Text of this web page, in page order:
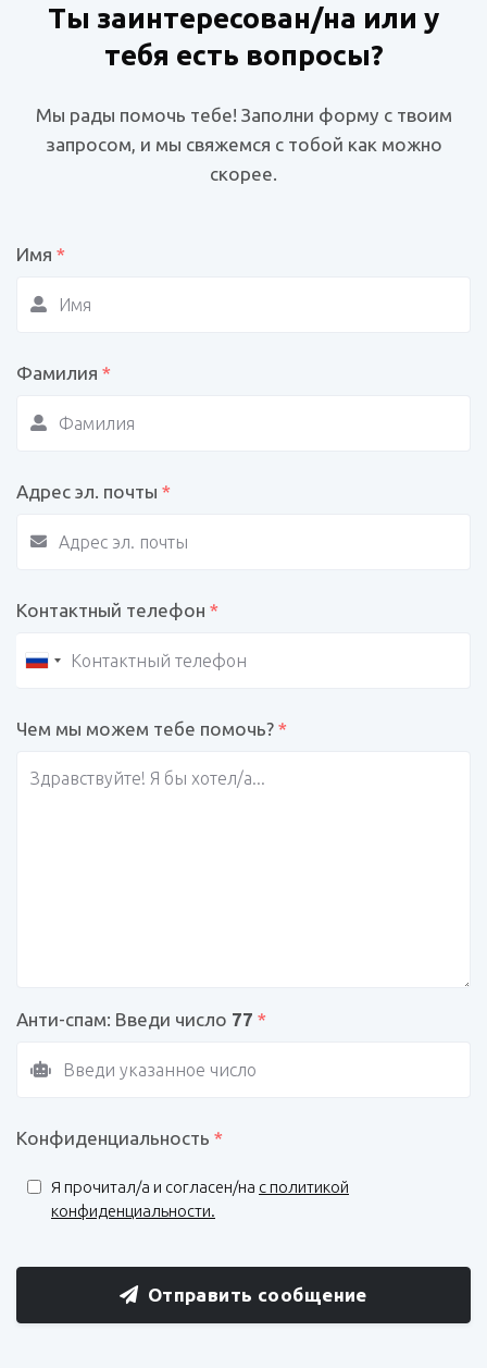
Ты заинтересован/на или у
тебя есть вопросы?
Мы рады помочь тебе! Заполни форму с твоим
запросом, и мы свяжемся с тобой как можно
скорее.
Имя *
Фамилия *
Адрес эл. почты *
Контактный телефон *
Чем мы можем тебе помочь? *
Анти-спам: Введи число 77 *
Конфиденциальность *
Я прочитал/a и согласен/на с политикой
конфиденциальности.
Отправить сообщение